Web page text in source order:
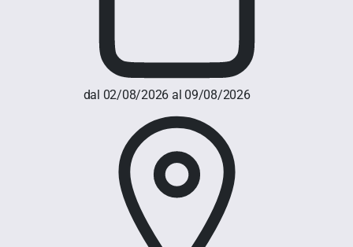
dal 02/08/2026 al 09/08/2026